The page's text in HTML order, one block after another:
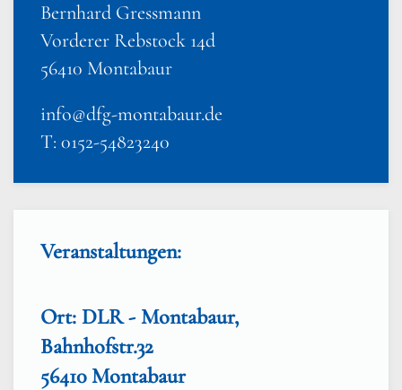
Bernhard Gressmann
Vorderer Rebstock 14d
56410 Montabaur
info@dfg-montabaur.de
T: 0152-54823240
Veranstaltungen:
Ort: DLR - Montabaur,
Bahnhofstr.32
56410 Montabaur